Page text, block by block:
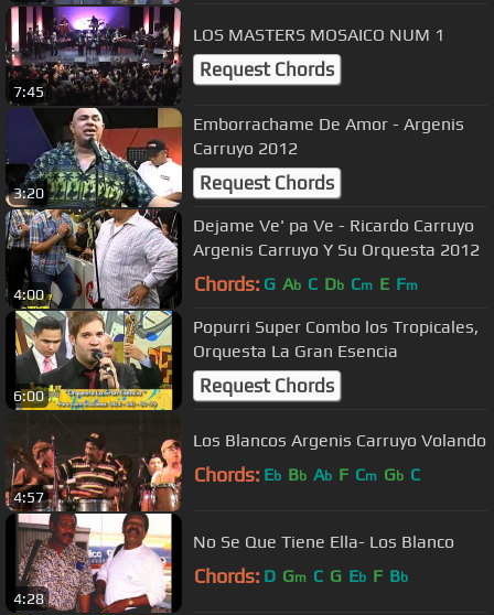
7:45
LOS MASTERS MOSAICO NUM 1
Request Chords
3:20
Emborrachame De Amor - Argenis
Carruyo 2012
Request Chords
4:00
Dejame Ve' pa Ve - Ricardo Carruyo
Argenis Carruyo Y Su Orquesta 2012
Chords: G Ab C Db Cm E Fm
6:00
Popurri Super Combo los Tropicales,
Orquesta La Gran Esencia
Request Chords
4:57
Los Blancos Argenis Carruyo Volando
Chords: Eb Bb Ab F Cm Gb C
4:28
No Se Que Tiene Ella- Los Blanco
Chords: D Gm C G Eb F Bb